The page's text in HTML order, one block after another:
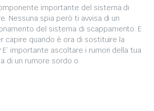
importante del sistema di
Nessuna spia però ti avvisa di un
del sistema di scappamento. E
capire quando è ora di sostituire la
E’ importante ascoltare i rumori della tua
di un rumore sordo o